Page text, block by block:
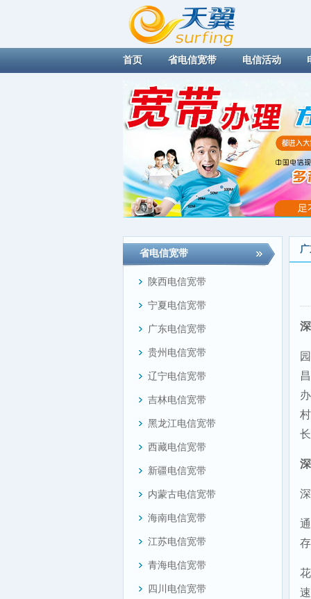
首页 省电信宽带 电信活动
省电信宽带
陕西电信宽带
宁夏电信宽带
广东电信宽带
贵州电信宽带
辽宁电信宽带
吉林电信宽带
黑龙江电信宽带
西藏电信宽带
新疆电信宽带
内蒙古电信宽带
海南电信宽带
江苏电信宽带
青海电信宽带
四川电信宽带